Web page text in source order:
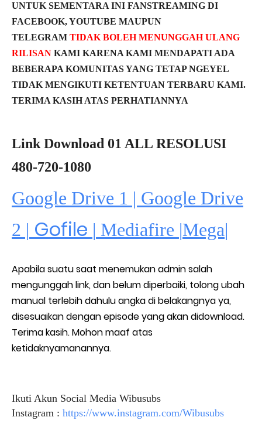
UNTUK SEMENTARA INI FANSTREAMING DI
FACEBOOK, YOUTUBE MAUPUN
TELEGRAM TIDAK BOLEH MENUNGGAH ULANG
RILISAN KAMI KARENA KAMI MENDAPATI ADA
BEBERAPA KOMUNITAS YANG TETAP NGEYEL
TIDAK MENGIKUTI KETENTUAN TERBARU KAMI.
TERIMA KASIH ATAS PERHATIANNYA
Link Download 01 ALL RESOLUSI
480-720-1080
Google Drive 1 | Google Drive
2 | Gofile | Mediafire |Mega|
Apabila suatu saat menemukan admin salah
mengunggah link, dan belum diperbaiki, tolong ubah
manual terlebih dahulu angka di belakangnya ya,
disesuaikan dengan episode yang akan didownload.
Terima kasih. Mohon maaf atas
ketidaknyamanannya.
Ikuti Akun Social Media Wibusubs
Instagram : https://www.instagram.com/Wibusubs